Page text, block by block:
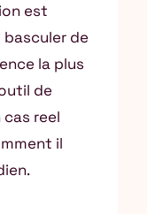
est
basculer de
la plus
de
reel
il